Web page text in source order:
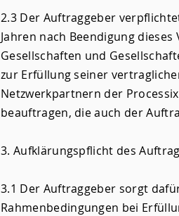
2.3 Der Auftraggeber
Jahren nach Beendigung
Gesellschaften und
zur Erfüllung seiner
Netzwerkpartnern der
beauftragen, die auch der
3. Aufklärungspflicht des
3.1 Der Auftraggeber sorgt
Rahmenbedingungen bei